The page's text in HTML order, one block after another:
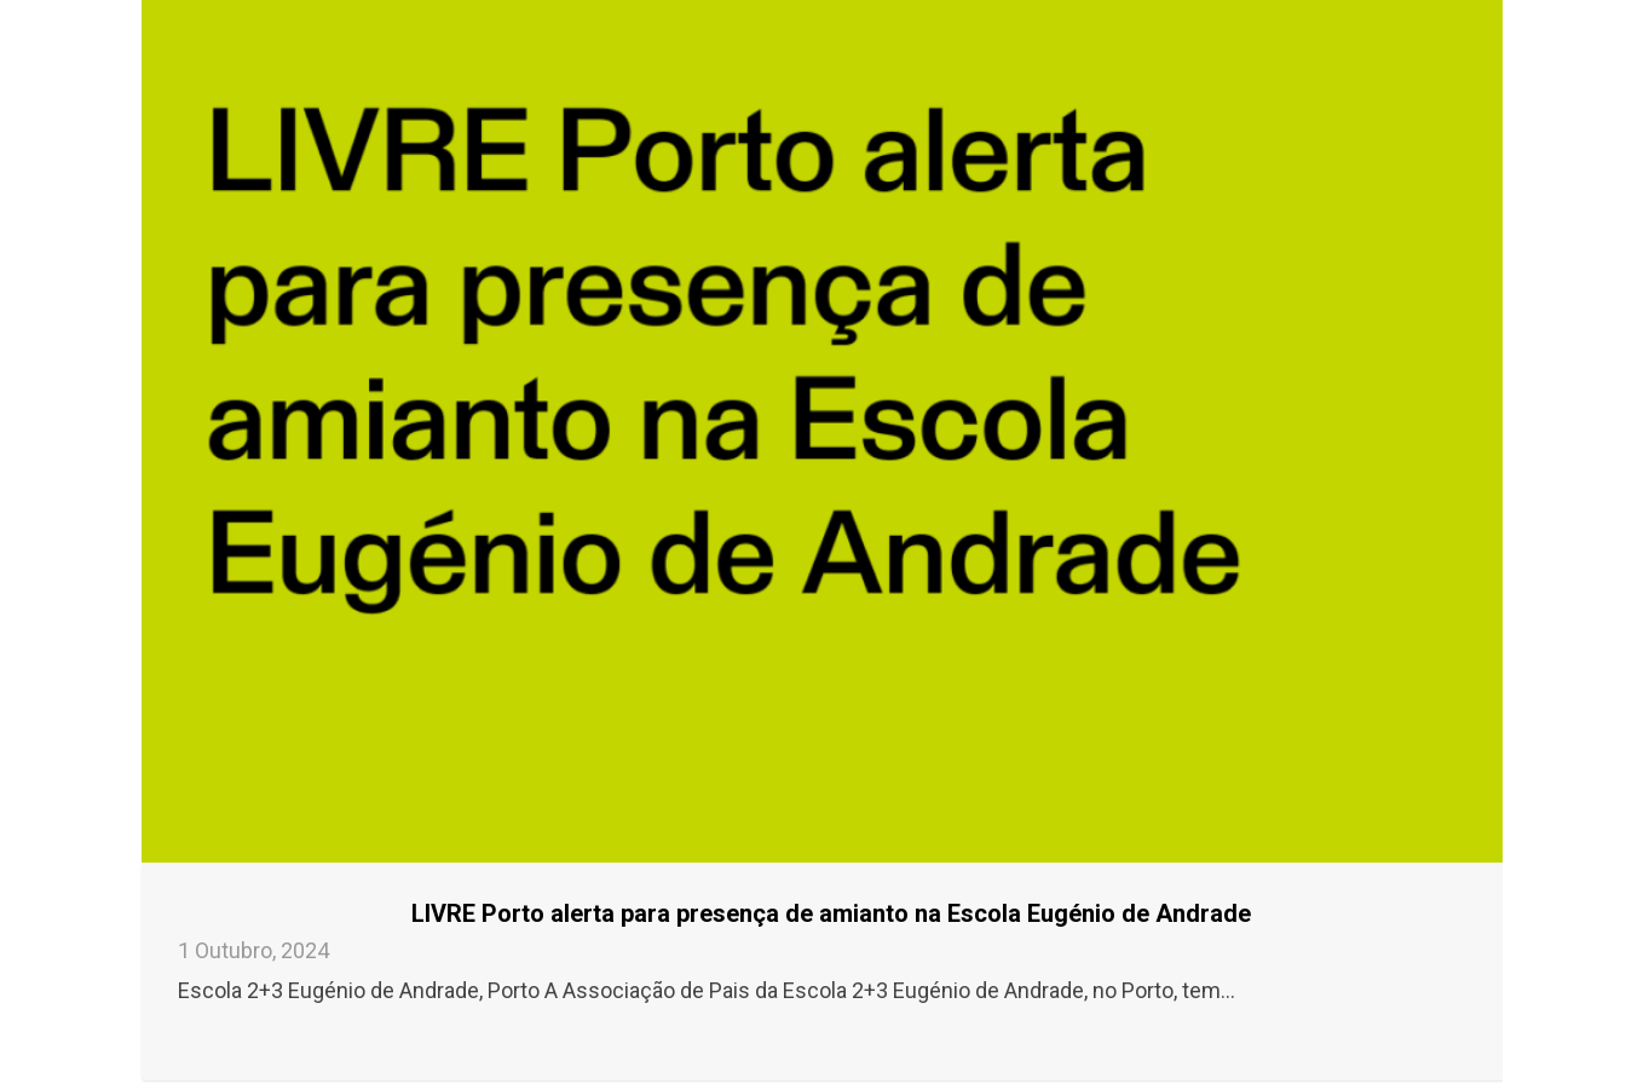
LIVRE Porto alerta para presença de amianto na Escola Eugénio de Andrade
1 Outubro, 2024
Escola 2+3 Eugénio de Andrade, Porto A Associação de Pais da Escola 2+3 Eugénio de Andrade, no Porto, tem...